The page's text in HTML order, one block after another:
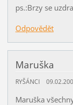
ps.:Brzy se
Odpovědět
Maruška
RYŠÁNCI
Maruška